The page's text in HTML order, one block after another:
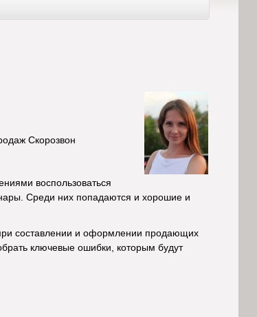
Скорозвон
воспользоваться
Среди них попадаются и хорошие и
составлении и оформлении продающих
ключевые ошибки, которым будут